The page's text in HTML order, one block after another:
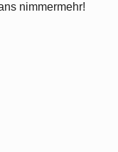
nimmermehr!